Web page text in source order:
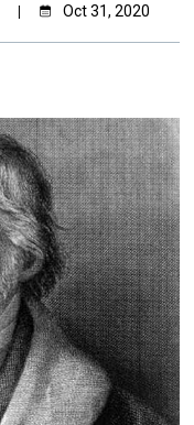
Oct 31, 2020